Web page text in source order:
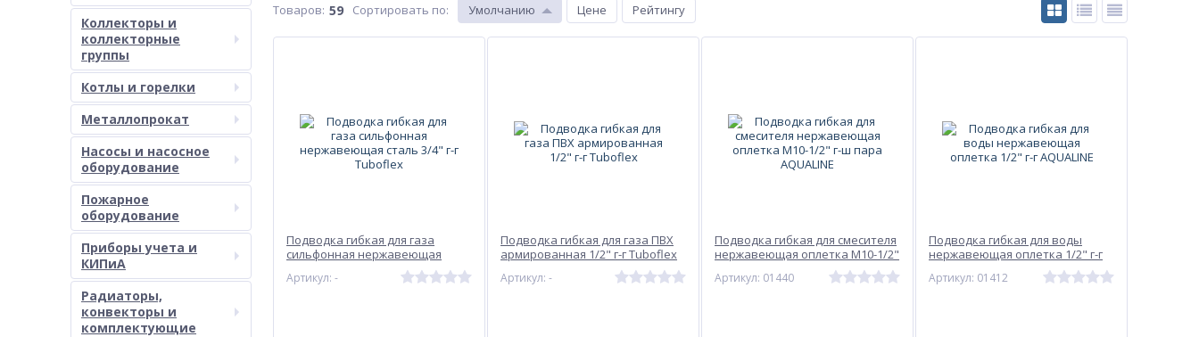
Коллекторы и
коллекторные
группы
Котлы и горелки
Металлопрокат
Насосы и насосное
оборудование
Пожарное
оборудование
Приборы учета и
КИПиА
Радиаторы,
конвекторы и
комплектующие
Товаров: 59 Сортировать по: Умолчанию Цене Рейтингу
Подводка гибкая для газа
сильфонная нержавеющая
сталь 3/4" г-г Tuboflex
Артикул: -
Подводка гибкая для газа ПВХ
армированная 1/2" г-г Tuboflex
Артикул: -
Подводка гибкая для смесителя
нержавеющая оплетка М10-1/2"
Артикул: 01440
Подводка гибкая для воды
нержавеющая оплетка 1/2" г-г
Артикул: 01412